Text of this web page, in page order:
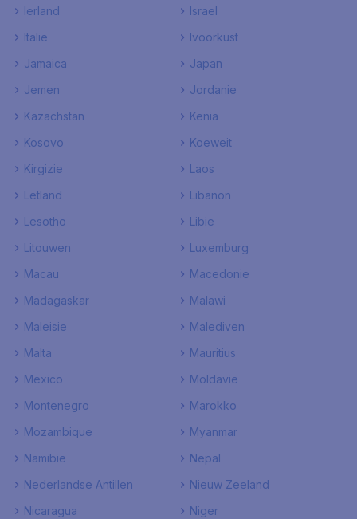
Ierland
Israel
Italie
Ivoorkust
Jamaica
Japan
Jemen
Jordanie
Kazachstan
Kenia
Kosovo
Koeweit
Kirgizie
Laos
Letland
Libanon
Lesotho
Libie
Litouwen
Luxemburg
Macau
Macedonie
Madagaskar
Malawi
Maleisie
Malediven
Malta
Mauritius
Mexico
Moldavie
Montenegro
Marokko
Mozambique
Myanmar
Namibie
Nepal
Nederlandse Antillen
Nieuw Zeeland
Nicaragua
Niger